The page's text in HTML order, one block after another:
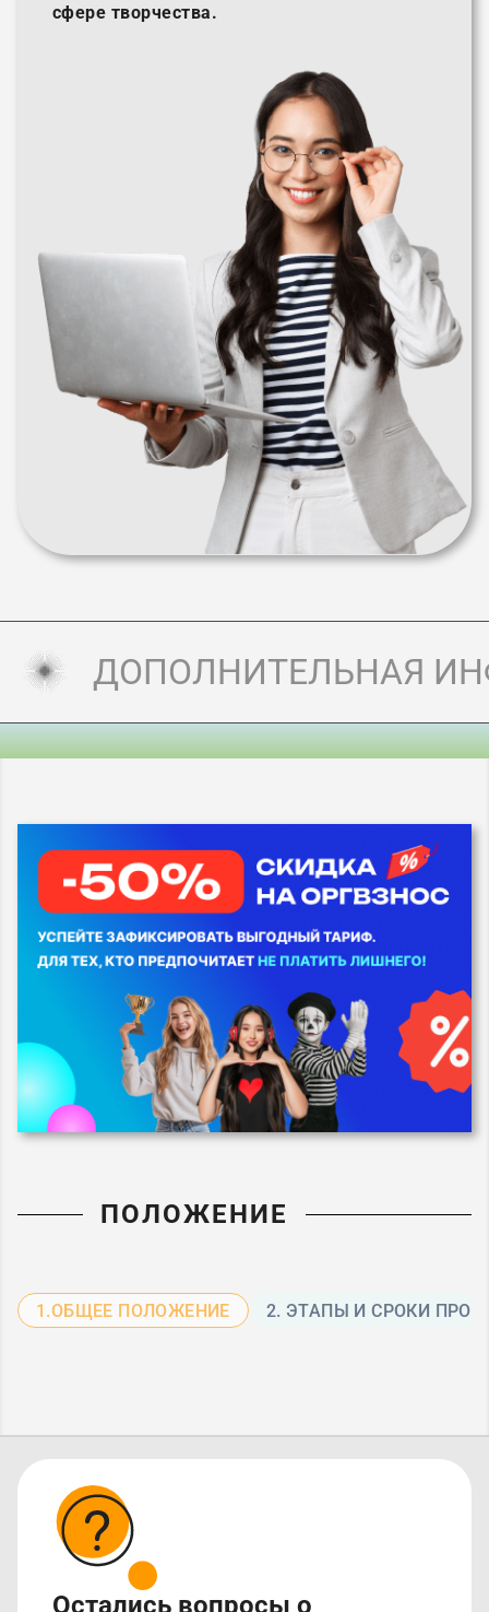
сфере творчества.
ДОПОЛНИТЕЛЬНАЯ
ПОЛОЖЕНИЕ
1.ОБЩЕЕ ПОЛОЖЕНИЕ 2. ЭТАПЫ И СРОКИ
Остались вопросы о